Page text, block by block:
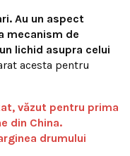
Au un aspect
mecanism de
lichid asupra celui
acesta pentru
văzut pentru prima
din China.
drumului